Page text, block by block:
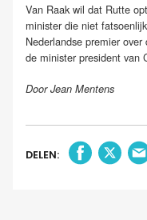
Van Raak wil dat Rutte
minister die niet
Nederlandse premier
de minister president van
Door Jean Mentens
DELEN: